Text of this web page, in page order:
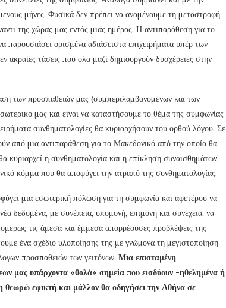
μήνες. Φυσικά δεν πρέπει να αναμένουμε τη μεταστροφή
της χώρας μας εντός μιας ημέρας. Η αντιπαράθεση για το
παρουσιάσει ορισμένα αδιάσειστα επιχειρήματα υπέρ των
ακραίες τάσεις που όλα μαζί δημιουργούν δυσχέρειες στην
των προσπαθειών μας (συμπεριλαμβανομένων και των
μας και είναι να καταστήσουμε το θέμα της συμφωνίας
συνθηματολογίες θα κυριαρχήσουν του ορθού λόγου. Σε
από μια αντιπαράθεση για το Μακεδονικό από την οποία θα
κυριαρχεί η συνθηματολογία και η επίκληση συναισθημάτων.
κόμμα που θα αποφύγει την ατραπό της συνθηματολογίας.
μια εσωτερική πόλωση για τη συμφωνία και αφετέρου να
δεδομένα, με συνέπεια, υπομονή, επιμονή και συνέχεια, να
τις άμεσα και έμμεσα απορρέουσες προβλέψεις της
ένα σχέδιο υλοποίησης της με γνώμονα τη μεγιστοποίηση
προσπαθειών των γειτόνων. Μια επισταμένη
μας υπάρχοντα «θολά» σημεία που εισδύουν -ηθελημένα ή
εφικτή και μάλλον θα οδηγήσει την Αθήνα σε